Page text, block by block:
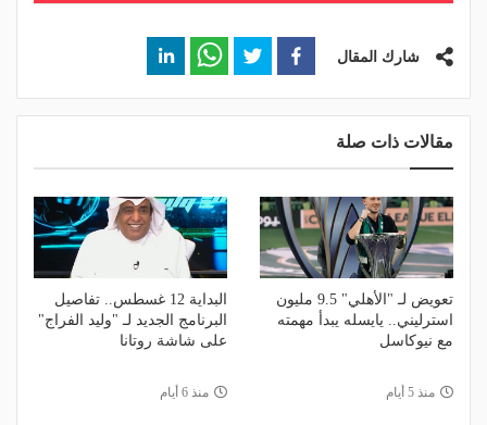
شارك المقال
مقالات ذات صلة
تعويض لـ "الأهلي" 9.5 مليون
استرليني.. يايسله يبدأ مهمته
مع نيوكاسل
منذ 5 أيام
البداية 12 غسطس.. تفاصيل
البرنامج الجديد لـ "وليد الفراج"
على شاشة روتانا
منذ 6 أيام